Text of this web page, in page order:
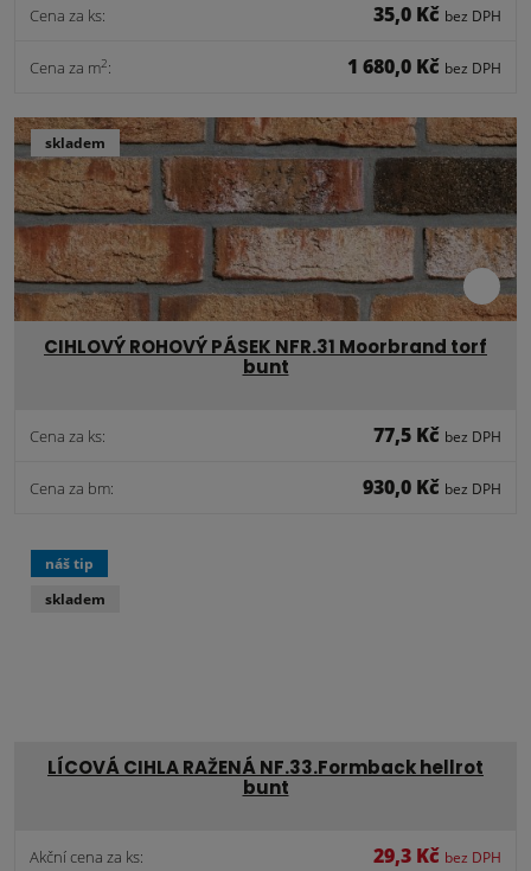
Cena za ks: 35,0 Kč bez DPH
Cena za m2: 1 680,0 Kč bez DPH
CIHLOVÝ ROHOVÝ PÁSEK NFR.31 Moorbrand torf
bunt
Cena za ks: 77,5 Kč bez DPH
Cena za bm: 930,0 Kč bez DPH
skladem
LÍCOVÁ CIHLA RAŽENÁ NF.33.Formback hellrot
bunt
Akční cena za ks: 29,3 Kč bez DPH
náš tip
skladem